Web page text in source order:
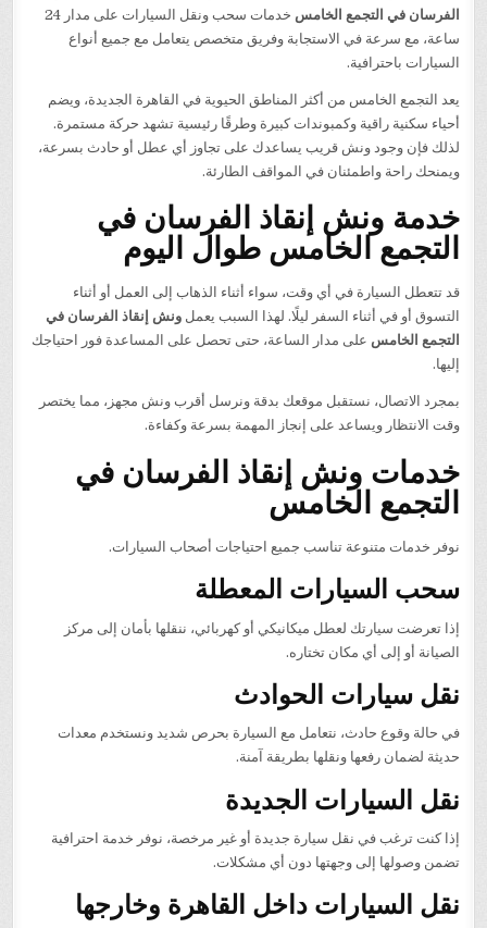
الفرسان في التجمع الخامس
خدمات سحب ونقل السيارات على مدار 24
ساعة، مع سرعة في الاستجابة وفريق متخصص يتعامل مع جميع أنواع
السيارات باحترافية.
يعد التجمع الخامس من أكثر المناطق الحيوية في القاهرة الجديدة، ويضم
أحياء سكنية راقية وكمبوندات كبيرة وطرقًا رئيسية تشهد حركة مستمرة.
لذلك فإن وجود ونش قريب يساعدك على تجاوز أي عطل أو حادث بسرعة،
ويمنحك راحة واطمئنان في المواقف الطارئة.
خدمة ونش إنقاذ الفرسان في
التجمع الخامس طوال اليوم
قد تتعطل السيارة في أي وقت، سواء أثناء الذهاب إلى العمل أو أثناء
التسوق أو في أثناء السفر ليلًا. لهذا السبب يعملونش إنقاذ الفرسان في
التجمع الخامس على مدار الساعة، حتى تحصل على المساعدة فور احتياجك
إليها.
بمجرد الاتصال، نستقبل موقعك بدقة ونرسل أقرب ونش مجهز، مما يختصر
وقت الانتظار ويساعد على إنجاز المهمة بسرعة وكفاءة.
خدمات ونش إنقاذ الفرسان في
التجمع الخامس
نوفر خدمات متنوعة تناسب جميع احتياجات أصحاب السيارات.
سحب السيارات المعطلة
إذا تعرضت سيارتك لعطل ميكانيكي أو كهربائي، ننقلها بأمان إلى مركز
الصيانة أو إلى أي مكان تختاره.
نقل سيارات الحوادث
في حالة وقوع حادث، نتعامل مع السيارة بحرص شديد ونستخدم معدات
حديثة لضمان رفعها ونقلها بطريقة آمنة.
نقل السيارات الجديدة
إذا كنت ترغب في نقل سيارة جديدة أو غير مرخصة، نوفر خدمة احترافية
تضمن وصولها إلى وجهتها دون أي مشكلات.
نقل السيارات داخل القاهرة وخارجها